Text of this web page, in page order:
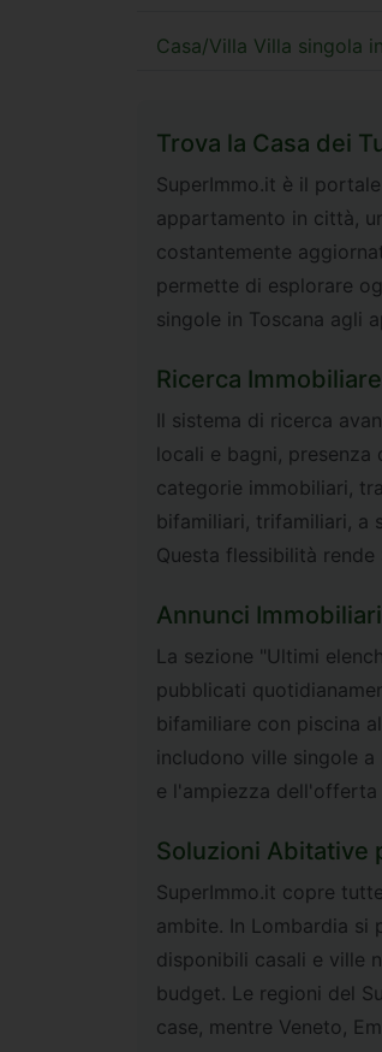
Casa/Villa Villa singola
Trova la Casa dei
SuperImmo.it è il
appartamento in città,
costantemente
permette di esplorare
singole in Toscana agli
Ricerca
Il sistema di ricerca
locali e bagni,
categorie immobiliari,
bifamiliari, trifamiliari, a
Questa flessibilità
Annunci
La sezione "Ultimi
pubblicati
bifamiliare con piscina
includono ville singole
e l'ampiezza dell'offerta
Soluzioni Abitative
SuperImmo.it copre
ambite. In Lombardia si
disponibili casali e ville
budget. Le regioni del
case, mentre Veneto,